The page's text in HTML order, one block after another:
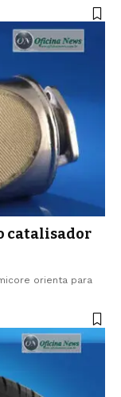
catalisador
orienta para